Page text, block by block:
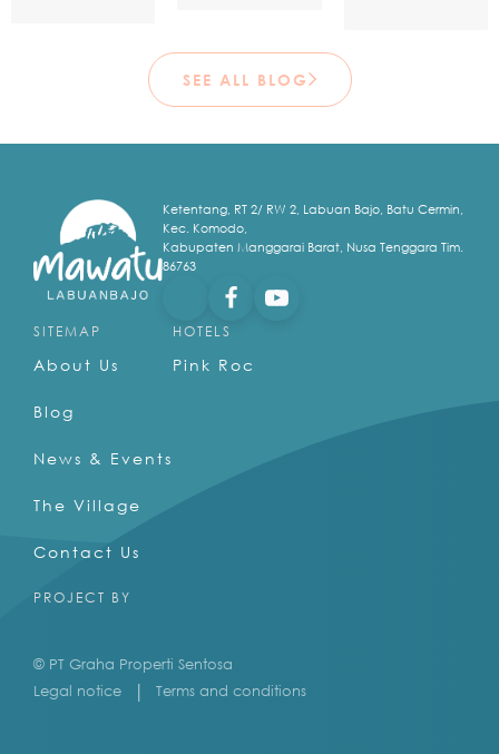
SEE ALL BLOG
SITEMAP
About Us
Blog
News & Events
The Village
Contact Us
HOTELS
Pink Roc
Ketentang, RT 2/ RW 2, Labuan Bajo, Batu Cermin,
Kec. Komodo,
Kabupaten Manggarai Barat, Nusa Tenggara Tim.
86763
PROJECT BY
© PT Graha Properti Sentosa
Legal notice
Terms and conditions